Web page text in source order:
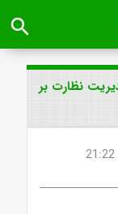
search
نظارت بر